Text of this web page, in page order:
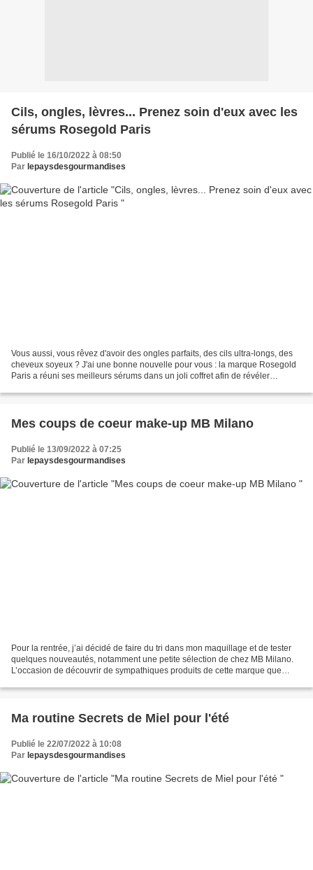
Cils, ongles, lèvres... Prenez soin d'eux avec les
sérums Rosegold Paris
Publié le 16/10/2022 à 08:50
Par lepaysdesgourmandises
Vous aussi, vous rêvez d'avoir des ongles parfaits, des cils ultra-longs, des
cheveux soyeux ? J'ai une bonne nouvelle pour vous : la marque Rosegold
Paris a réuni ses meilleurs sérums dans un joli coffret afin de révéler
Mes coups de coeur make-up MB Milano
Publié le 13/09/2022 à 07:25
Par lepaysdesgourmandises
Pour la rentrée, j’ai décidé de faire du tri dans mon maquillage et de tester
quelques nouveautés, notamment une petite sélection de chez MB Milano.
L’occasion de découvrir de sympathiques produits de cette marque que
Ma routine Secrets de Miel pour l'été
Publié le 22/07/2022 à 10:08
Par lepaysdesgourmandises